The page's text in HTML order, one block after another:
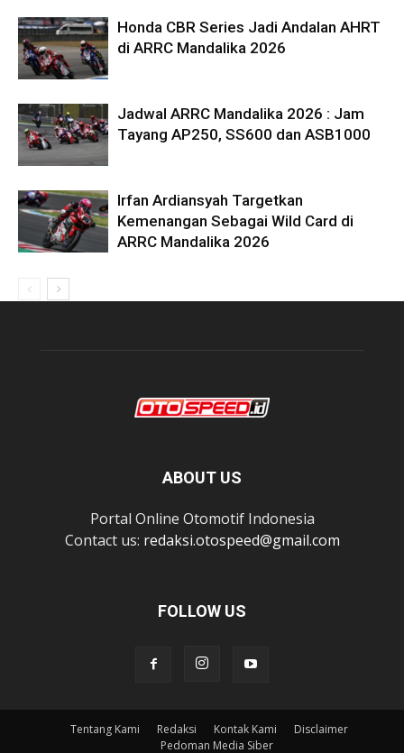
Honda CBR Series Jadi Andalan AHRT
di ARRC Mandalika 2026
Jadwal ARRC Mandalika 2026 : Jam
Tayang AP250, SS600 dan ASB1000
Irfan Ardiansyah Targetkan
Kemenangan Sebagai Wild Card di
ARRC Mandalika 2026
ABOUT US
Portal Online Otomotif Indonesia
Contact us: redaksi.otospeed@gmail.com
FOLLOW US
Tentang Kami Redaksi Kontak Kami
Disclaimer
Pedoman Media Siber